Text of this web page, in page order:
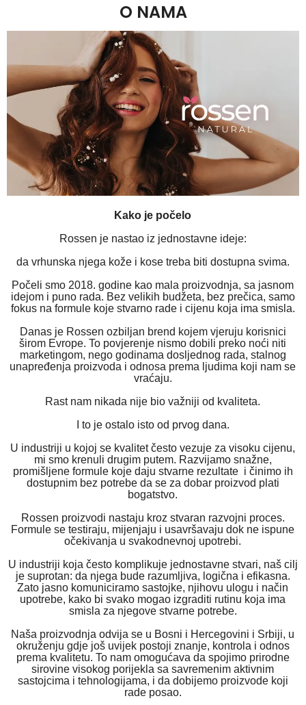
O NAMA
Kako je počelo
Rossen je nastao iz jednostavne ideje:
da vrhunska njega kože i kose treba biti dostupna svima.
Počeli smo 2018. godine kao mala proizvodnja, sa jasnom
idejom i puno rada. Bez velikih budžeta, bez prečica, samo
fokus na formule koje stvarno rade i cijenu koja ima smisla.
Danas je Rossen ozbiljan brend kojem vjeruju korisnici
širom Evrope. To povjerenje nismo dobili preko noći niti
marketingom, nego godinama dosljednog rada, stalnog
unapređenja proizvoda i odnosa prema ljudima koji nam se
vraćaju.
Rast nam nikada nije bio važniji od kvaliteta.
I to je ostalo isto od prvog dana.
U industriji u kojoj se kvalitet često vezuje za visoku cijenu,
mi smo krenuli drugim putem. Razvijamo snažne,
promišljene formule koje daju stvarne rezultate i činimo ih
dostupnim bez potrebe da se za dobar proizvod plati
bogatstvo.
Rossen proizvodi nastaju kroz stvaran razvojni proces.
Formule se testiraju, mijenjaju i usavršavaju dok ne ispune
očekivanja u svakodnevnoj upotrebi.
U industriji koja često komplikuje jednostavne stvari, naš cilj
je suprotan: da njega bude razumljiva, logična i efikasna.
Zato jasno komuniciramo sastojke, njihovu ulogu i način
upotrebe, kako bi svako mogao izgraditi rutinu koja ima
smisla za njegove stvarne potrebe.
Naša proizvodnja odvija se u Bosni i Hercegovini i Srbiji, u
okruženju gdje još uvijek postoji znanje, kontrola i odnos
prema kvalitetu. To nam omogućava da spojimo prirodne
sirovine visokog porijekla sa savremenim aktivnim
sastojcima i tehnologijama, i da dobijemo proizvode koji
rade posao.